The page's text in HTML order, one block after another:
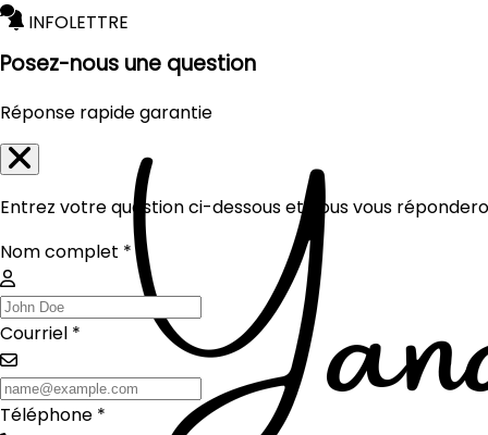
INFOLETTRE
Posez-nous une question
Réponse rapide garantie
Entrez votre question ci-dessous et nous vous
Nom complet *
Courriel *
Téléphone *